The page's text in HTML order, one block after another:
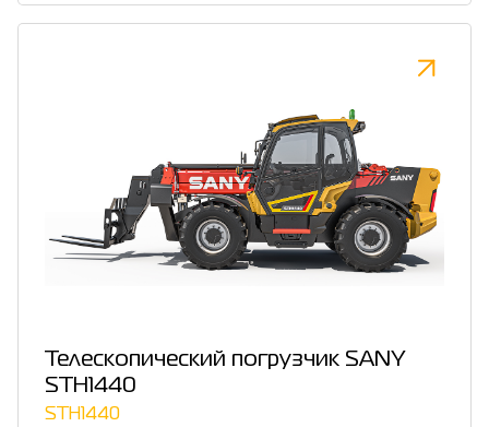
Телескопический погрузчик SANY
STH1440
STH1440